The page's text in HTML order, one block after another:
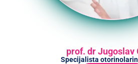
prof. dr Jugoslav
Specijalista